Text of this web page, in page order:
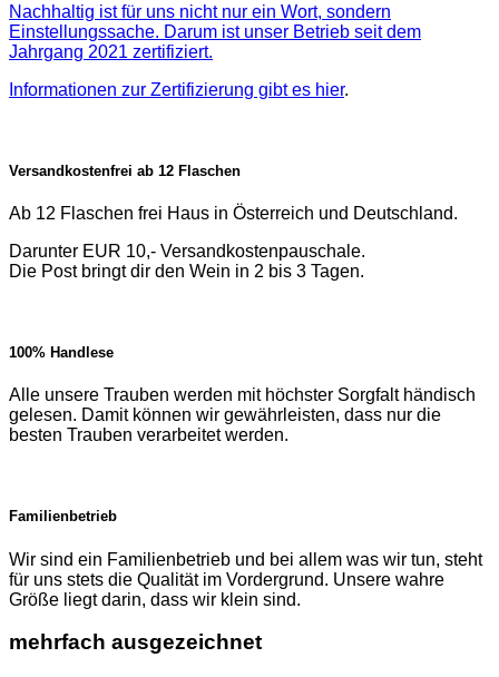
Nachhaltig ist für uns nicht nur ein Wort, sondern
Einstellungssache. Darum ist unser Betrieb seit dem
Jahrgang 2021 zertifiziert.
Informationen zur Zertifizierung gibt es hier.
Versandkostenfrei ab 12 Flaschen
Ab 12 Flaschen frei Haus in Österreich und Deutschland.
Darunter EUR 10,- Versandkostenpauschale.
Die Post bringt dir den Wein in 2 bis 3 Tagen.
100% Handlese
Alle unsere Trauben werden mit höchster Sorgfalt händisch
gelesen. Damit können wir gewährleisten, dass nur die
besten Trauben verarbeitet werden.
Familienbetrieb
Wir sind ein Familienbetrieb und bei allem was wir tun, steht
für uns stets die Qualität im Vordergrund. Unsere wahre
Größe liegt darin, dass wir klein sind.
mehrfach ausgezeichnet